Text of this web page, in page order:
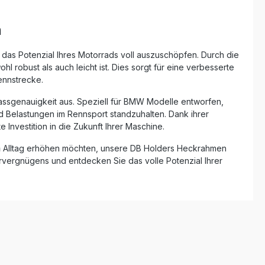
er die
die
Potenzial Ihres Motorrads voll auszuschöpfen. Durch die
robust als auch leicht ist. Dies sorgt für eine verbesserte
aus. Speziell für BMW Modelle entworfen,
im Rennsport standzuhalten. Dank ihrer
in die Zukunft Ihrer Maschine.
erhöhen möchten, unsere DB Holders Heckrahmen
und entdecken Sie das volle Potenzial Ihrer